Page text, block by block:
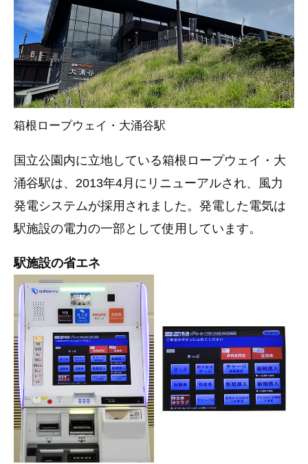
箱根ロープウェイ・大涌谷駅
国立公園内に立地している箱根ロープウェイ・大
涌谷駅は、2013年4月にリニューアルされ、風力
発電システムが採用されました。発電した電気は
駅施設の電力の一部として使用しています。
駅施設の省エネ